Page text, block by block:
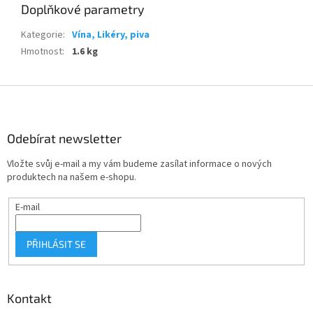
Doplňkové parametry
Kategorie: Vína, Likéry, piva
Hmotnost: 1.6 kg
Odebírat newsletter
Vložte svůj e-mail a my vám budeme zasílat informace o nových
produktech na našem e-shopu.
E-mail
PŘIHLÁSIT SE
Kontakt